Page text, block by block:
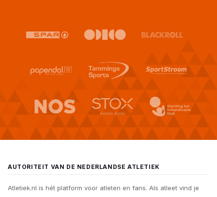
AUTORITEIT VAN DE NEDERLANDSE ATLETIEK
Atletiek.nl is hét platform voor atleten en fans. Als atleet vind je